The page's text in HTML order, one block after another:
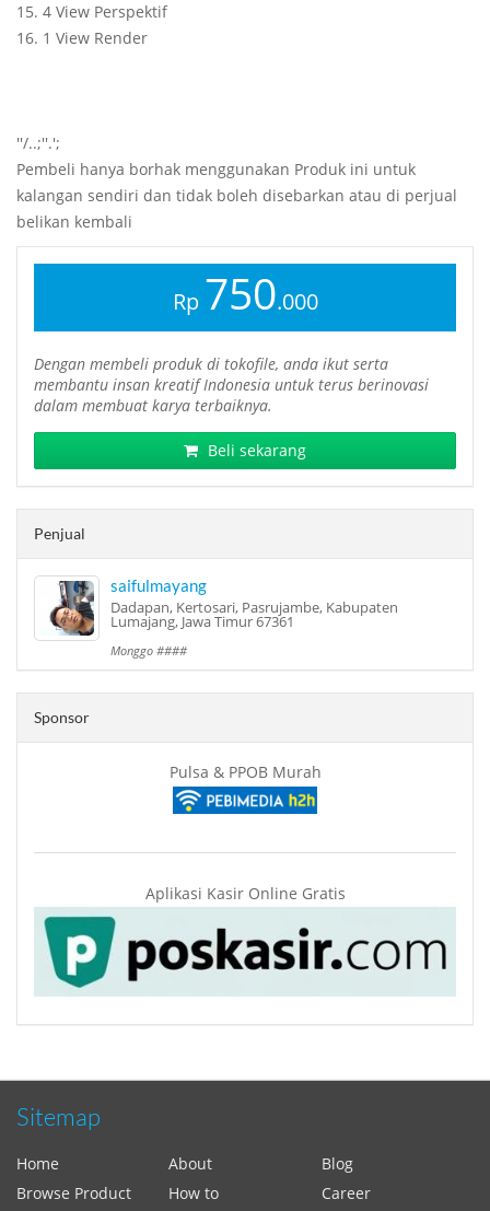
15. 4 View Perspektif
16. 1 View Render
''/..;''.';
Pembeli hanya borhak menggunakan Produk ini untuk
kalangan sendiri dan tidak boleh disebarkan atau di perjual
belikan kembali
Rp 750.000
Dengan membeli produk di tokofile, anda ikut serta
membantu insan kreatif Indonesia untuk terus berinovasi
dalam membuat karya terbaiknya.
Beli sekarang
Penjual
saifulmayang
Dadapan, Kertosari, Pasrujambe, Kabupaten
Lumajang, Jawa Timur 67361
Monggo ####
Sponsor
Pulsa & PPOB Murah
Aplikasi Kasir Online Gratis
Sitemap
Home About
Blog
Browse Product
How to
Career